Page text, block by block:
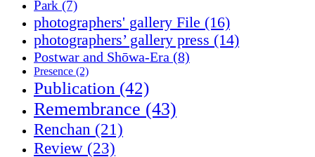
Park (7)
photographers' gallery File (16)
photographers’ gallery press (14)
Postwar and Shōwa-Era (8)
Presence (2)
Publication (42)
Remembrance (43)
Renchan (21)
Review (23)